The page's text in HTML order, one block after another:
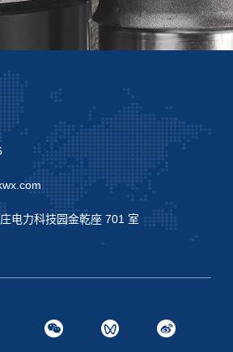
电力科技园金乾座 701 室